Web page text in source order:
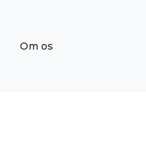
Om os